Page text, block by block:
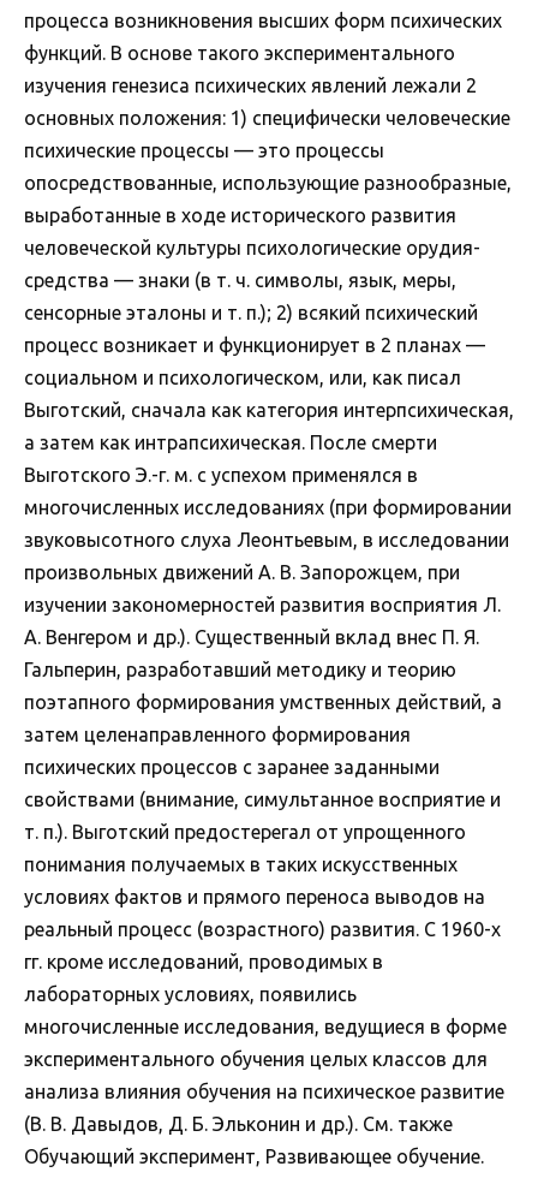
процесса возникновения высших форм психических
функций. В основе такого экспериментального
изучения генезиса психических явлений лежали 2
основных положения: 1) специфически человеческие
психические процессы — это процессы
опосредствованные, использующие разнообразные,
выработанные в ходе исторического развития
человеческой культуры психологические орудия-
средства — знаки (в т. ч. символы, язык, меры,
сенсорные эталоны и т. п.); 2) всякий психический
процесс возникает и функционирует в 2 планах —
социальном и психологическом, или, как писал
Выготский, сначала как категория интерпсихическая,
а затем как интрапсихическая. После смерти
Выготского Э.-г. м. с успехом применялся в
многочисленных исследованиях (при формировании
звуковысотного слуха Леонтьевым, в исследовании
произвольных движений А. В. Запорожцем, при
изучении закономерностей развития восприятия Л.
А. Венгером и др.). Существенный вклад внес П. Я.
Гальперин, разработавший методику и теорию
поэтапного формирования умственных действий, а
затем целенаправленного формирования
психических процессов с заранее заданными
свойствами (внимание, симультанное восприятие и
т. п.). Выготский предостерегал от упрощенного
понимания получаемых в таких искусственных
условиях фактов и прямого переноса выводов на
реальный процесс (возрастного) развития. С 1960-х
гг. кроме исследований, проводимых в
лабораторных условиях, появились
многочисленные исследования, ведущиеся в форме
экспериментального обучения целых классов для
анализа влияния обучения на психическое развитие
(В. В. Давыдов, Д. Б. Эльконин и др.). См. также
Обучающий эксперимент, Развивающее обучение.